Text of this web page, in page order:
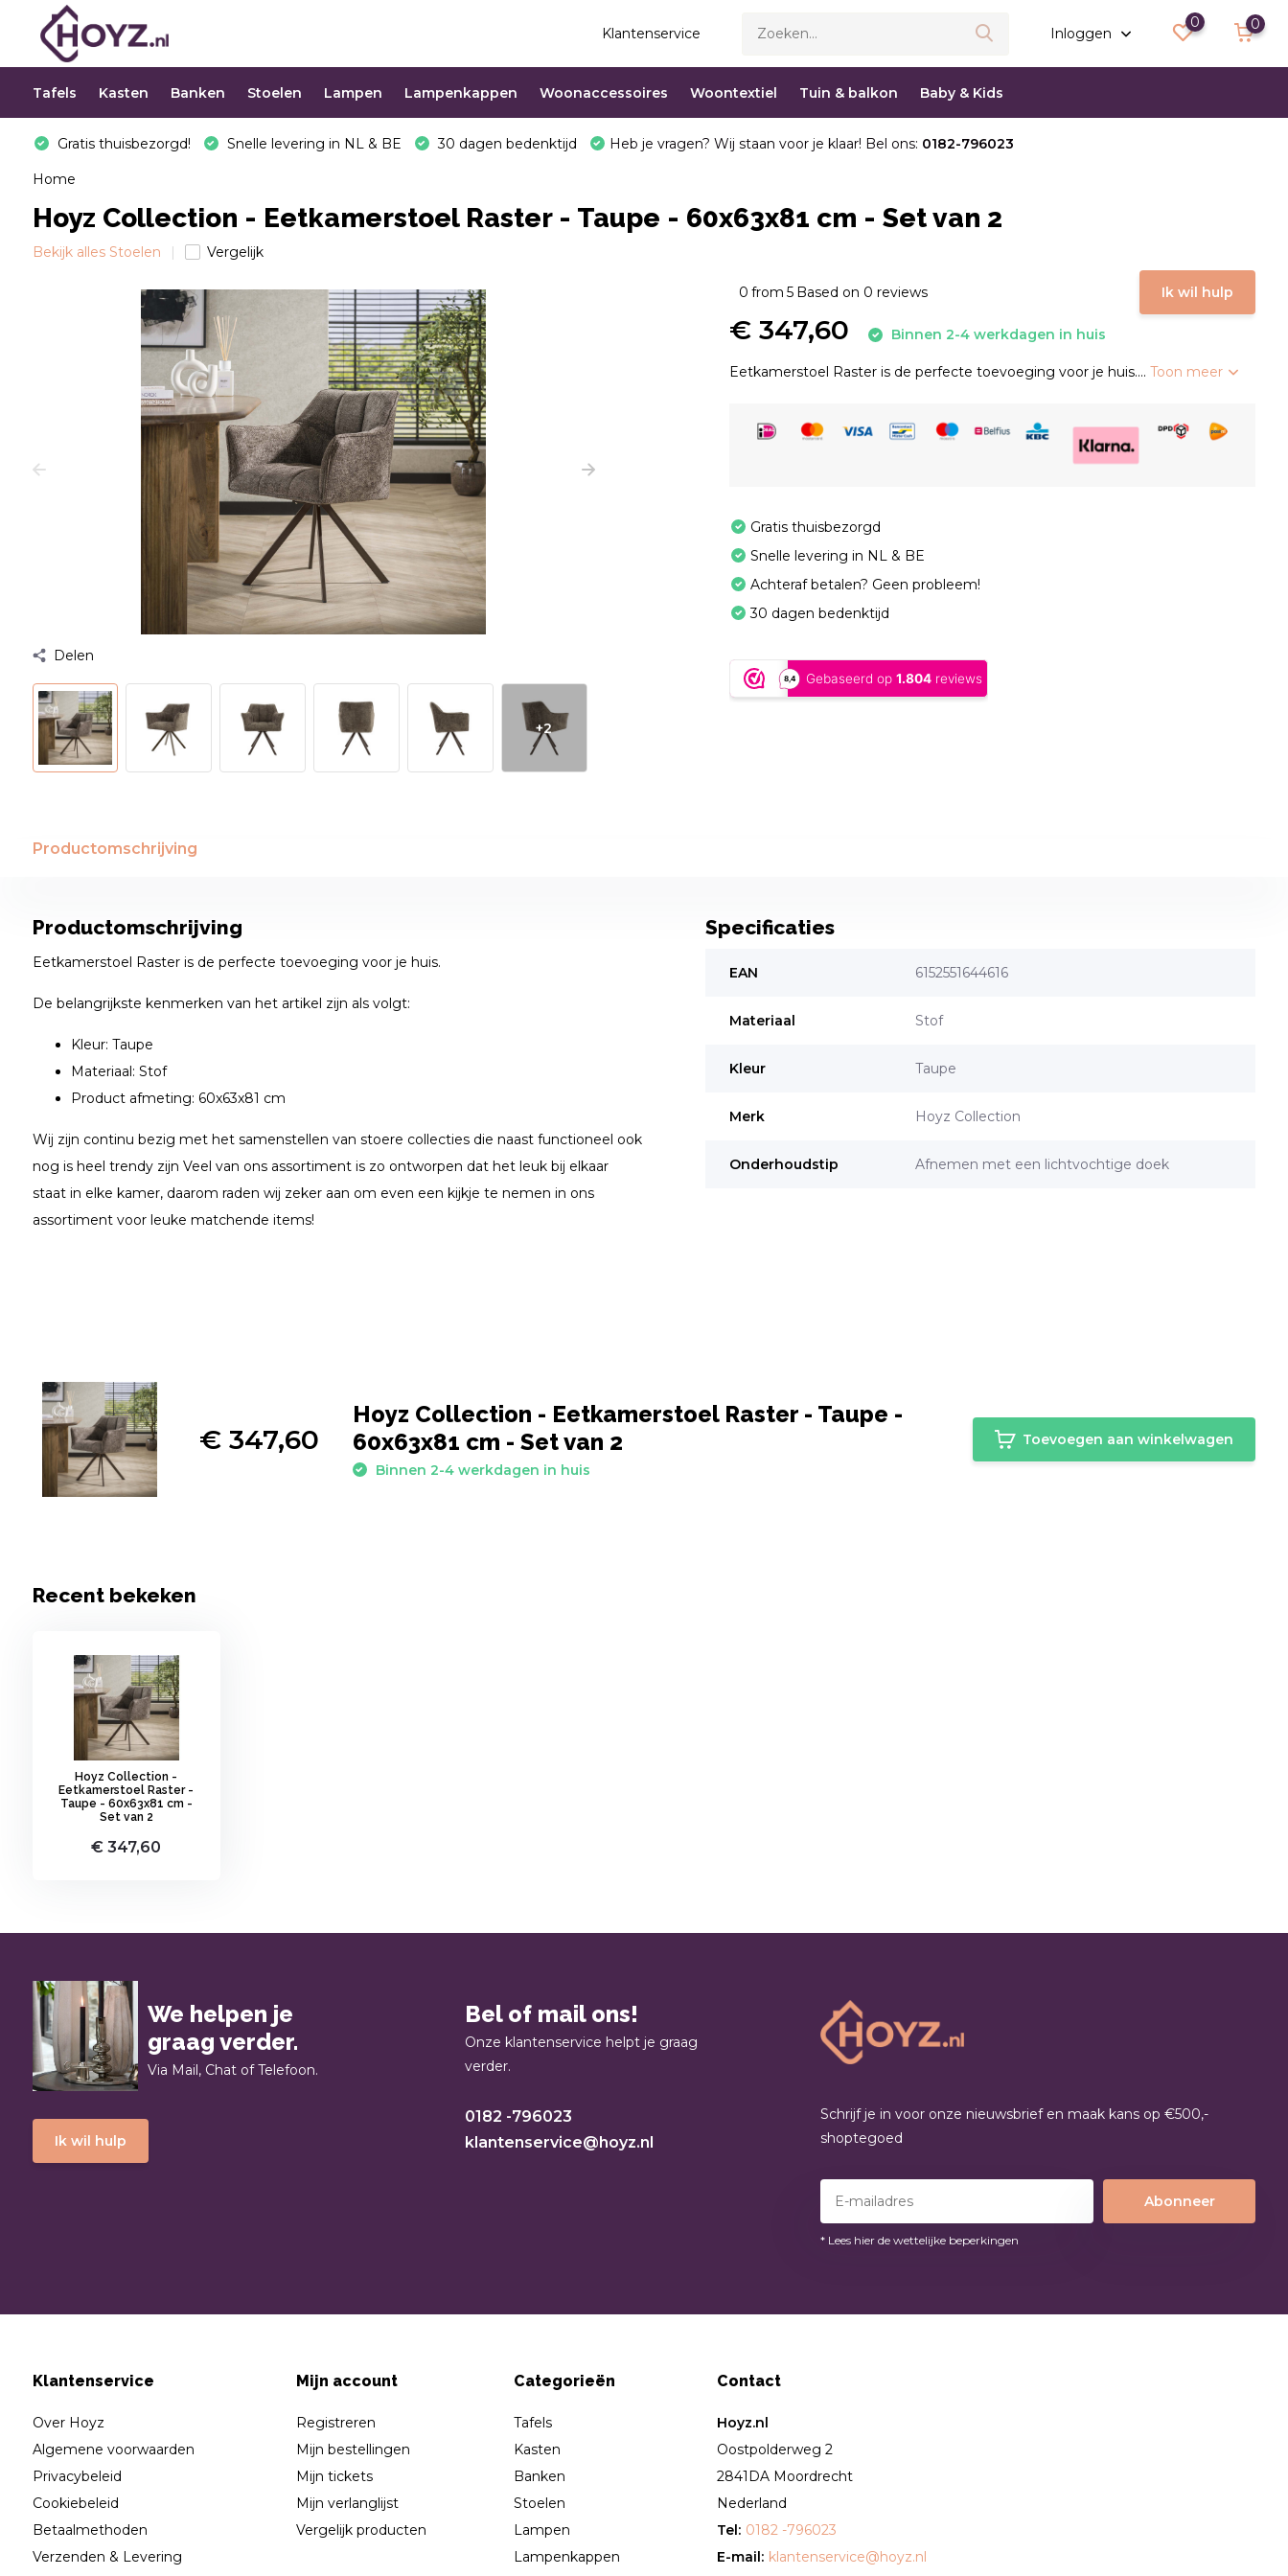
Klantenservice Inloggen
0 0
Tafels Kasten Banken Stoelen Lampen Lampenkappen Woonaccessoires Woontextiel Tuin & balkon Baby & Kids
Gratis thuisbezorgd! Snelle levering in NL & BE 30 dagen bedenktijd Heb je vragen? Wij staan voor je klaar! Bel ons: 0182-796023
Home
Hoyz Collection - Eetkamerstoel Raster - Taupe - 60x63x81 cm - Set van 2
Bekijk alles Stoelen Vergelijk
Delen
+2
0 from 5 Based on 0 reviews Ik wil hulp
€ 347,60 Binnen 2-4 werkdagen in huis
Eetkamerstoel Raster is de perfecte toevoeging voor je huis....Toon meer
Gratis thuisbezorgd
Snelle levering in NL & BE
Achteraf betalen? Geen probleem!
30 dagen bedenktijd
Productomschrijving
Productomschrijving
Eetkamerstoel Raster is de perfecte toevoeging voor je huis.
De belangrijkste kenmerken van het artikel zijn als volgt:
Kleur: Taupe
Materiaal: Stof
Product afmeting: 60x63x81 cm
Wij zijn continu bezig met het samenstellen van stoere collecties die naast functioneel ook
nog is heel trendy zijn Veel van ons assortiment is zo ontworpen dat het leuk bij elkaar
staat in elke kamer, daarom raden wij zeker aan om even een kijkje te nemen in ons
assortiment voor leuke matchende items!
Specificaties
EAN 6152551644616
Materiaal Stof
Kleur Taupe
Merk Hoyz Collection
Onderhoudstip Afnemen met een lichtvochtige doek
€ 347,60
Hoyz Collection - Eetkamerstoel Raster - Taupe -
60x63x81 cm - Set van 2
Binnen 2-4 werkdagen in huis
Toevoegen aan winkelwagen
Recent bekeken
Hoyz Collection -
Eetkamerstoel Raster -
Taupe - 60x63x81 cm -
Set van 2
€ 347,60
We helpen je
graag verder.
Via Mail, Chat of Telefoon.
Ik wil hulp
Bel of mail ons!
Onze klantenservice helpt je graag
verder.
0182 -796023
klantenservice@hoyz.nl
Schrijf je in voor onze nieuwsbrief en maak kans op €500,-
shoptegoed
Abonneer
* Lees hier de wettelijke beperkingen
Klantenservice
Over Hoyz
Algemene voorwaarden
Privacybeleid
Cookiebeleid
Betaalmethoden
Verzenden & Levering
Mijn account
Registreren
Mijn bestellingen
Mijn tickets
Mijn verlanglijst
Vergelijk producten
Categorieën
Tafels
Kasten
Banken
Stoelen
Lampen
Lampenkappen
Contact
Hoyz.nl
Oostpolderweg 2
2841DA Moordrecht
Nederland
Tel: 0182 -796023
E-mail: klantenservice@hoyz.nl